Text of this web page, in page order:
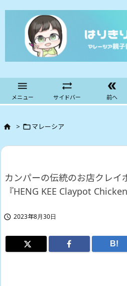

メニュー

サイドバー

前へ
 > マレーシア
カンパーの伝統のお店クレイ
『HENG KEE Claypot Chicken
 2023年8月30日
B!